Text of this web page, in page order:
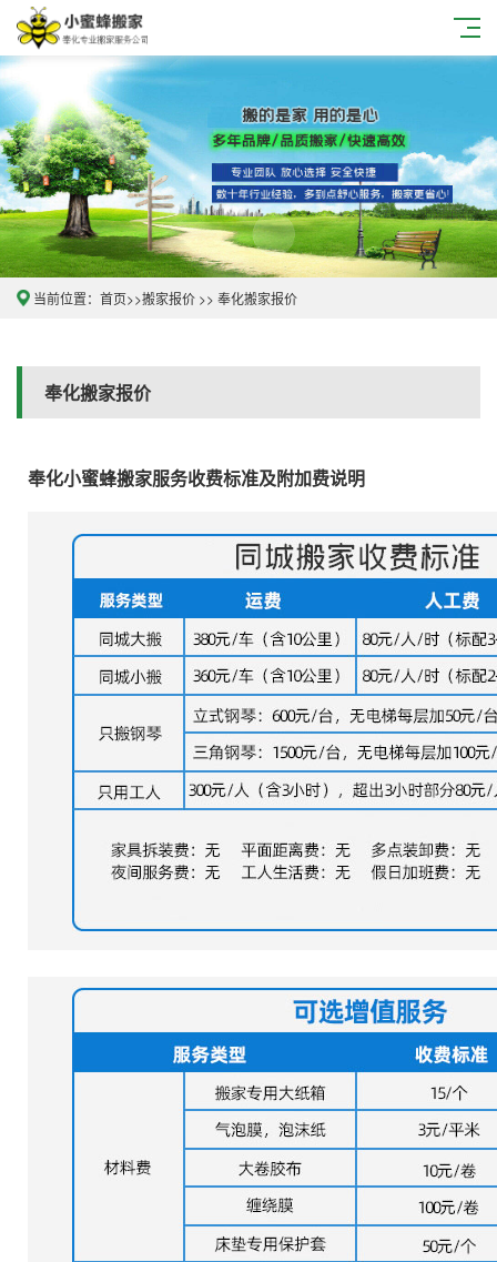
当前位置： 首页>>搬家报价 >> 奉化搬家报价
奉化搬家报价
奉化小蜜蜂搬家服务收费标准及附加费说明